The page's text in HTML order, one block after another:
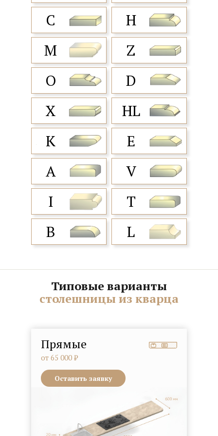
C
H
M
Z
O
D
X
HL
K
E
A
V
I
T
B
L
Типовые варианты
столешницы из кварца
Оставить заявку
Прямые
от 65 000 ₽